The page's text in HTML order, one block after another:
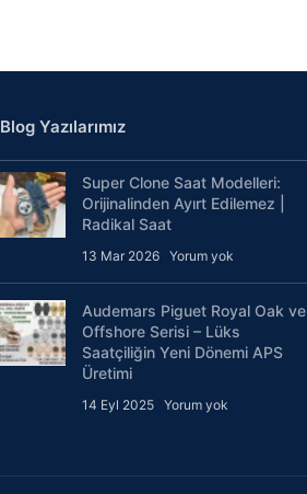
Blog Yazılarımız
Super Clone Saat Modelleri:
Orijinalinden Ayırt Edilemez |
Radikal Saat
13 Mar 2026 Yorum yok
Audemars Piguet Royal Oak ve
Offshore Serisi – Lüks
Saatçiliğin Yeni Dönemi APS
Üretimi
14 Eyl 2025 Yorum yok